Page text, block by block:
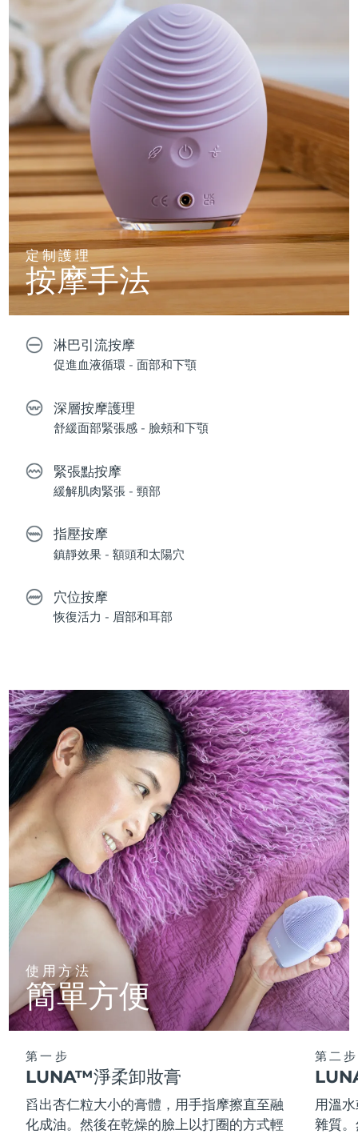
定制護理
按摩手法
淋巴引流按摩
促進血液循環 - 面部和下顎
深層按摩護理
舒緩面部緊張感 - 臉頰和下顎
緊張點按摩
緩解肌肉緊張 - 頸部
指壓按摩
鎮靜效果 - 額頭和太陽穴
穴位按摩
恢復活力 - 眉部和耳部
使用方法
簡單方便
第一步
LUNA™淨柔卸妝膏
舀出杏仁粒大小的膏體，用手指摩擦直至融
化成油。然後在乾燥的臉上以打圈的方式輕
第二步
用溫
雜質